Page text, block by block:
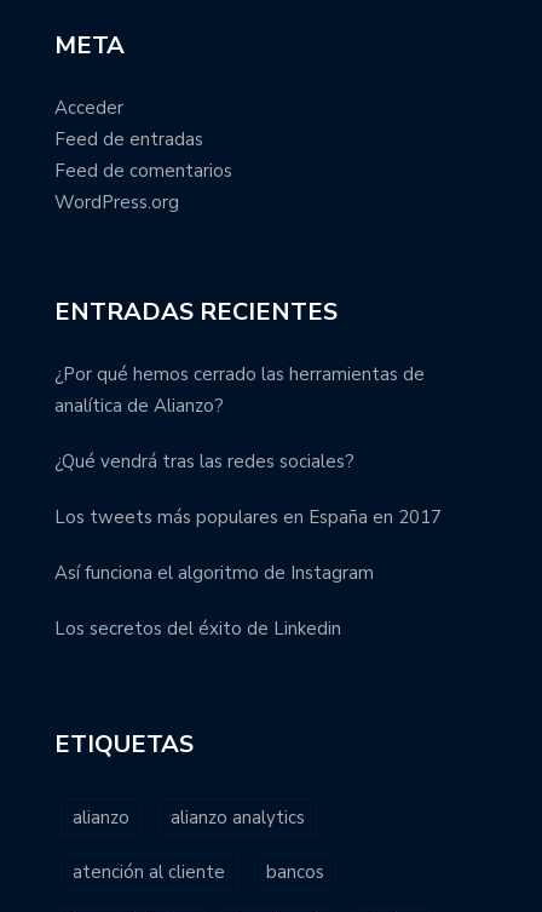
META
Acceder
Feed de entradas
Feed de comentarios
WordPress.org
ENTRADAS RECIENTES
¿Por qué hemos cerrado las herramientas de
analítica de Alianzo?
¿Qué vendrá tras las redes sociales?
Los tweets más populares en España en 2017
Así funciona el algoritmo de Instagram
Los secretos del éxito de Linkedin
ETIQUETAS
alianzo alianzo analytics
atención al cliente bancos